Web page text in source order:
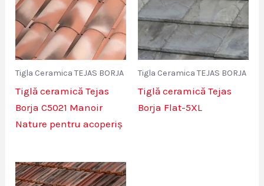
Tigla Ceramica TEJAS BORJA
Tiglă ceramică Tejas
Borja C5021 Manoir
Nature pentru acoperiș
Tigla Ceramica TEJAS BORJA
Tiglă ceramică Tejas
Borja Flat-5XL